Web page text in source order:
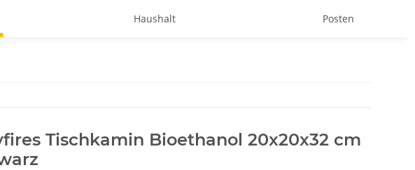
Haushalt Posten
Tischkamin Bioethanol 20x20x32 cm